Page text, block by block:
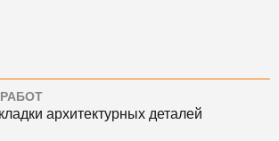
архитектурных деталей